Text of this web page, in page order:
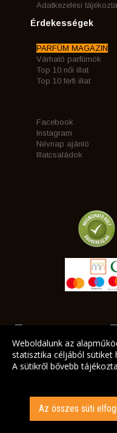
Adatkezelési
Érdekességek
PARFÜM MAGAZIN
Várható parfümök
Top 10 női illat
Top 10 férfi illat
Facebook
Instagram
Névnap ajánló
Illatcsaládok
Weboldalunk az
statisztika céljából sütiket
A sütikről bővebb
Az összes süti